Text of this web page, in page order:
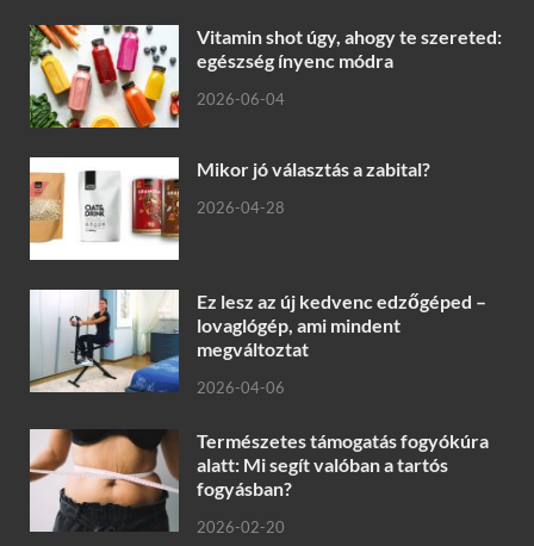
Vitamin shot úgy, ahogy te szereted:
egészség ínyenc módra
2026-06-04
Mikor jó választás a zabital?
2026-04-28
Ez lesz az új kedvenc edzőgéped –
lovaglógép, ami mindent
megváltoztat
2026-04-06
Természetes támogatás fogyókúra
alatt: Mi segít valóban a tartós
fogyásban?
2026-02-20